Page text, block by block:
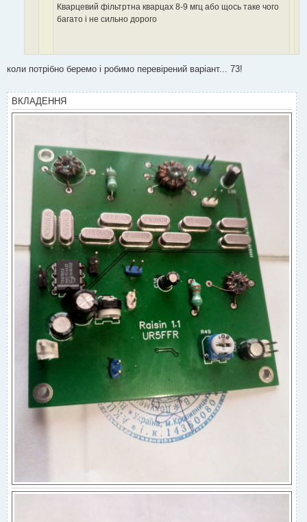
Кварцевий фільтртна кварцах 8-9 мгц або щось таке чого
багато і не сильно дорого
так хто заважає. купа варіантів наприклад Стэп . Роса. Аматор
або описаний тут Бджілка
Роса точно ні , совкові радіодеталі використовувати не хочу , їх час
пройшов . Степ на sa612 які давно зняті з виробництва , мав
досвід з перемарком на алі тому й писав про транзисторні каскади
. Бджілку ще ніхто не повторив , тому яка вона ще не ясно .
коли потрібно беремо і робимо перевірений варіант... 73!
ВКЛАДЕННЯ